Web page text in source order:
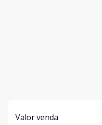
Valor venda